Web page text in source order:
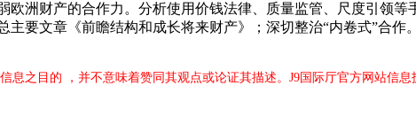
财产的合作力。分析使用价钱法律、质量监管、尺度引领等
要文章《前瞻结构和成长将来财产》；深切整治“内卷式”合作
之目的 ，并不意味着赞同其观点或论证其描述。J9国际厅官方网站信息